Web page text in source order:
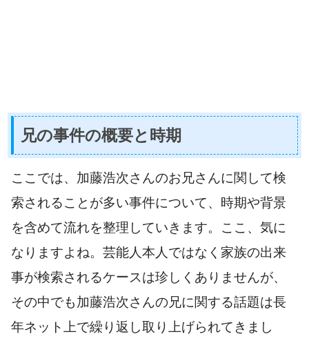
兄の事件の概要と時期
ここでは、加藤浩次さんのお兄さんに関して検
索されることが多い事件について、時期や背景
を含めて流れを整理していきます。ここ、気に
なりますよね。芸能人本人ではなく家族の出来
事が検索されるケースは珍しくありませんが、
その中でも加藤浩次さんの兄に関する話題は長
年ネット上で繰り返し取り上げられてきまし